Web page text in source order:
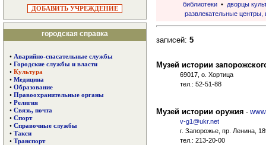
ДОБАВИТЬ УЧРЕЖДЕНИЕ
городская справка
• Аварийно-спасательные службы
• Городские службы и власти
• Культура
• Медицина
• Образование
• Правоохранительные органы
• Религия
• Связь, почта
• Спорт
• Справочные службы
• Такси
• Транспорт
библиотеки • дворцы
развлекательные центры,
записей: 5
Музей истории
69017, о. Хортица
тел.: 52-51-88
Музей истории оружия -
v-g1@ukr.net
г. Запорожье, пр. Ленина,
тел.: 213-20-00